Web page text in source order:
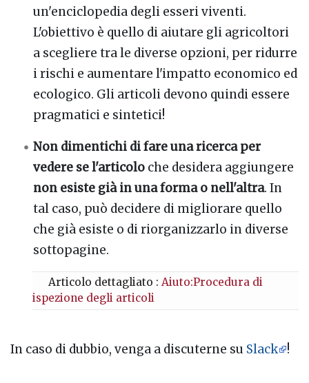
un'enciclopedia degli esseri viventi.
L'obiettivo è quello di aiutare gli agricoltori
a scegliere tra le diverse opzioni, per ridurre
i rischi e aumentare l'impatto economico ed
ecologico. Gli articoli devono quindi essere
pragmatici e sintetici!
Non dimentichi di fare una ricerca per
vedere se l'articolo che desidera aggiungere
non esiste già in una forma o nell'altra. In
tal caso, può decidere di migliorare quello
che già esiste o di riorganizzarlo in diverse
sottopagine.
Articolo dettagliato :Aiuto:Procedura di
ispezione degli articoli
In caso di dubbio, venga a discuterne su Slack !